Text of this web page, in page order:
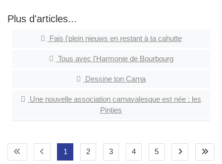
Plus d'articles...
Fais l'plein nieuws en restant à ta cahutte
Tous avec l'Harmonie de Bourbourg
Dessine ton Carna
Une nouvelle association carnavalesque est née : les
Pintjes
1 2 3 4 5